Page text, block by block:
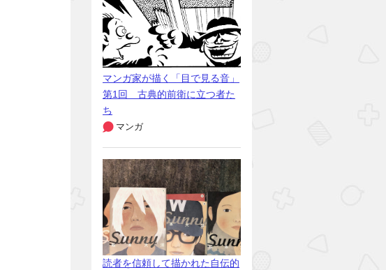
マンガ家が描く「目で見る音」
第1回 古典的前衛に立つ者た
ち
マンガ
読者を信頼して描かれた自伝的